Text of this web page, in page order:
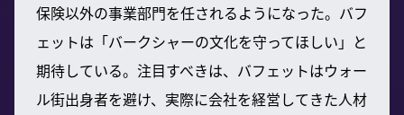
保険以外の事業部門を任されるようになった。バフ
ェットは「バークシャーの文化を守ってほしい」と
期待している。注目すべきは、バフェットはウォー
ル街出身者を避け、実際に会社を経営してきた人材